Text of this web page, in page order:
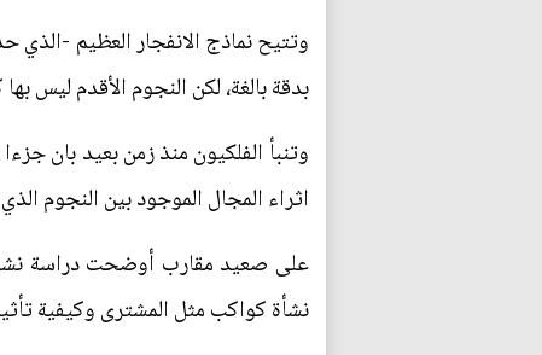
بدقة بالغة، لكن النجوم الأقدم ليس
وتنبأ الفلكيون منذ زمن بعيد بان
اثراء المجال الموجود بين النجوم
على صعيد مقارب أوضحت دراسة
نشأة كواكب مثل المشترى وكيفية